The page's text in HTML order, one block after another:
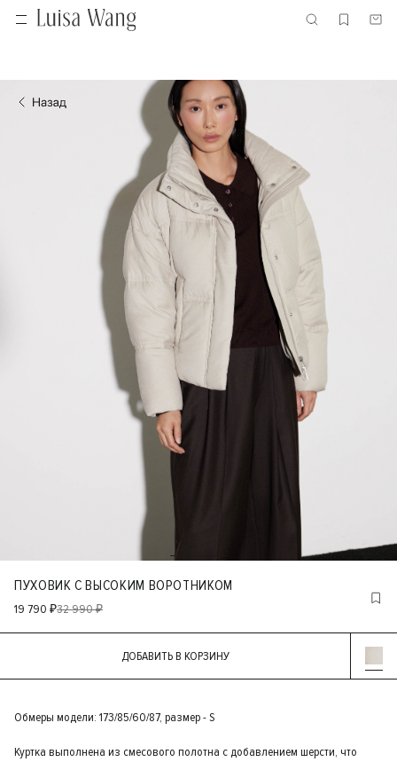
ПУХОВИК С ВЫСОКИМ ВОРОТНИКОМ
19 790 ₽32 990 ₽
ДОБАВИТЬ В КОРЗИНУ
Обмеры модели: 173/85/60/87, размер - S
Куртка выполнена из смесового полотна с добавлением шерсти, что